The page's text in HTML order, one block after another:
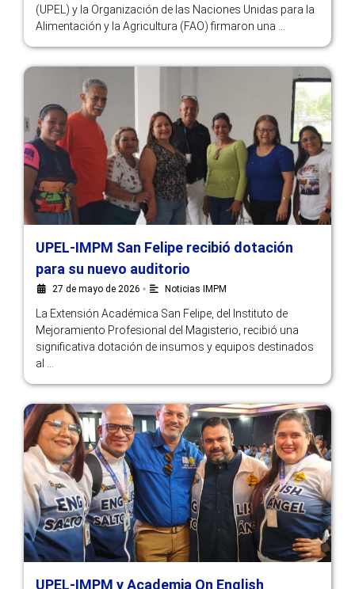
(UPEL) y la Organización de las Naciones Unidas para la
Alimentación y la Agricultura (FAO) firmaron una …
UPEL-IMPM San Felipe recibió dotación
para su nuevo auditorio
27 de mayo de 2026 • Noticias IMPM
La Extensión Académica San Felipe, del Instituto de
Mejoramiento Profesional del Magisterio, recibió una
significativa dotación de insumos y equipos destinados
al …
UPEL-IMPM y Academia On English